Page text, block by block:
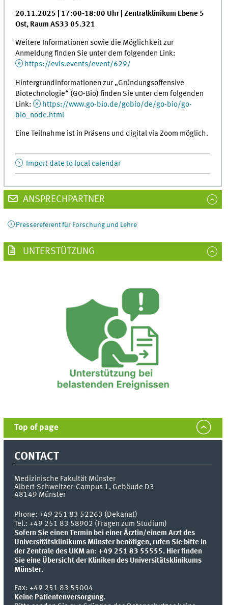
20.11.2025 | 17:00-18:00 Uhr | Zentralklinikum Ebene 5
Ost, Raum AS33 05.321
Weitere Informationen sowie die Möglichkeit zur
Anmeldung finden Sie unter dem folgenden Link:
https://evis.events/event/629/
Hintergrundinformationen zur „Gründungsoffensive
Biotechnologie“ (GO-Bio) finden Sie unter dem folgenden
Link:
https://www.go-bio.de/gobio/de/go-bio/go-
bio_node.html
Eine Teilnahme ist in Präsens und digital via Zoom möglich.
Import date to local calendar
ANSPRECHPARTNER
Pressereferent für Forschung und Lehre
UNTERSTÜTZUNG
Top of page
CONTACT
Medizinische Fakultät Münster
Albert-Schweitzer-Campus 1, Gebäude D3
48149 Münster
Phone:+49 251 83 52263 (Dekanat)
Tel.: +49 251 83 58902 (Fragen zum Studium)
Sofern Sie einen Termin bei einer Ärztin/einem Arzt des
Universitätsklinikums Münster benötigen, rufen Sie bitte in
der Zentrale des UKM an: +49 251 83 55555. Hier finden
Sie eine Übersicht der Kliniken des Universitätsklinikums
Münster.
Fax:+49 251 83 55004
Keine Patientenversorgung.